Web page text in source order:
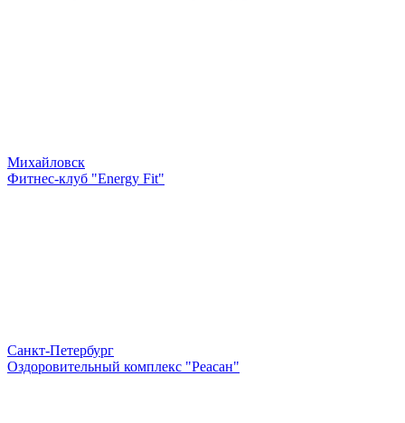
Михайловск
Фитнес-клуб "Energy Fit"
Санкт-Петербург
Оздоровительный комплекс "Реасан"